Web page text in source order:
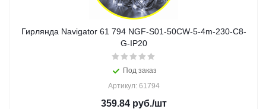
Гирлянда Navigator 61 794 NGF-S01-50CW-5-4m-230-C8-
G-IP20
Под заказ
Артикул: 61794
359.84руб./шт